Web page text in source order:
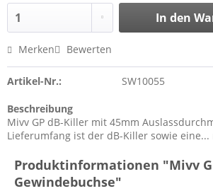
In den
Merken Bewerten
Artikel-Nr.: SW10055
Beschreibung
Mivv GP dB-Killer mit 45mm
Lieferumfang ist der dB-Killer sowie eine...
Produktinformationen "Mivv
Gewindebuchse"